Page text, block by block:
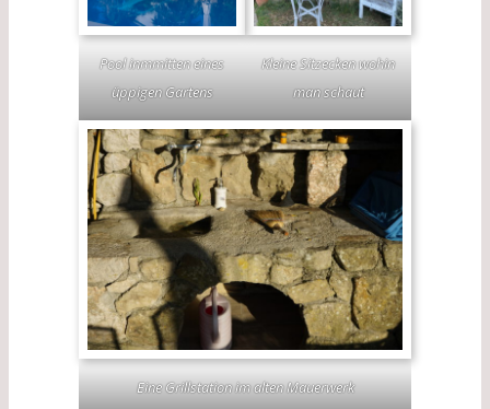
Pool inmmitten eines
üppigen Gartens
Kleine Sitzecken wohin
man schaut
Eine Grillstation im alten Mauerwerk